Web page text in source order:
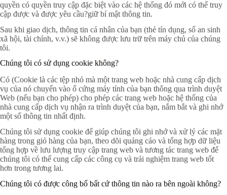
quyền có quyền truy cập đặc biệt vào các hệ thống đó mới có thể truy
cập được và được yêu cầu?giữ bí mật thông tin.
Sau khi giao dịch, thông tin cá nhân của bạn (thẻ tín dụng, số an sinh
xã hội, tài chính, v.v.) sẽ không được lưu trữ trên máy chủ của chúng
tôi.
Chúng tôi có sử dụng cookie không?
Có (Cookie là các tệp nhỏ mà một trang web hoặc nhà cung cấp dịch
vụ của nó chuyển vào ổ cứng máy tính của bạn thông qua trình duyệt
Web (nếu bạn cho phép) cho phép các trang web hoặc hệ thống của
nhà cung cấp dịch vụ nhận ra trình duyệt của bạn, nắm bắt và ghi nhớ
một số thông tin nhất định.
Chúng tôi sử dụng cookie để giúp chúng tôi ghi nhớ và xử lý các mặt
hàng trong giỏ hàng của bạn, theo dõi quảng cáo và tổng hợp dữ liệu
tổng hợp về lưu lượng truy cập trang web và tương tác trang web để
chúng tôi có thể cung cấp các công cụ và trải nghiệm trang web tốt
hơn trong tương lai.
Chúng tôi có được công bố bất cứ thông tin nào ra bên ngoài không?